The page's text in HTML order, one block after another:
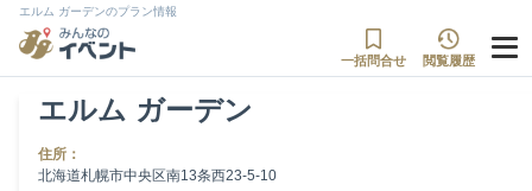
エルム ガーデンのプラン情報
一括問合せ 閲覧履歴
エルム ガーデン
住所：
北海道札幌市中央区南13条西23-5-10